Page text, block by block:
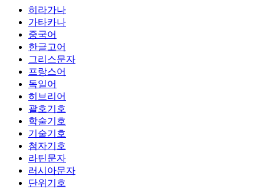
히라가나
가타카나
중국어
한글고어
그리스문자
프랑스어
독일어
히브리어
괄호기호
학술기호
기술기호
첨자기호
라틴문자
러시아문자
단위기호